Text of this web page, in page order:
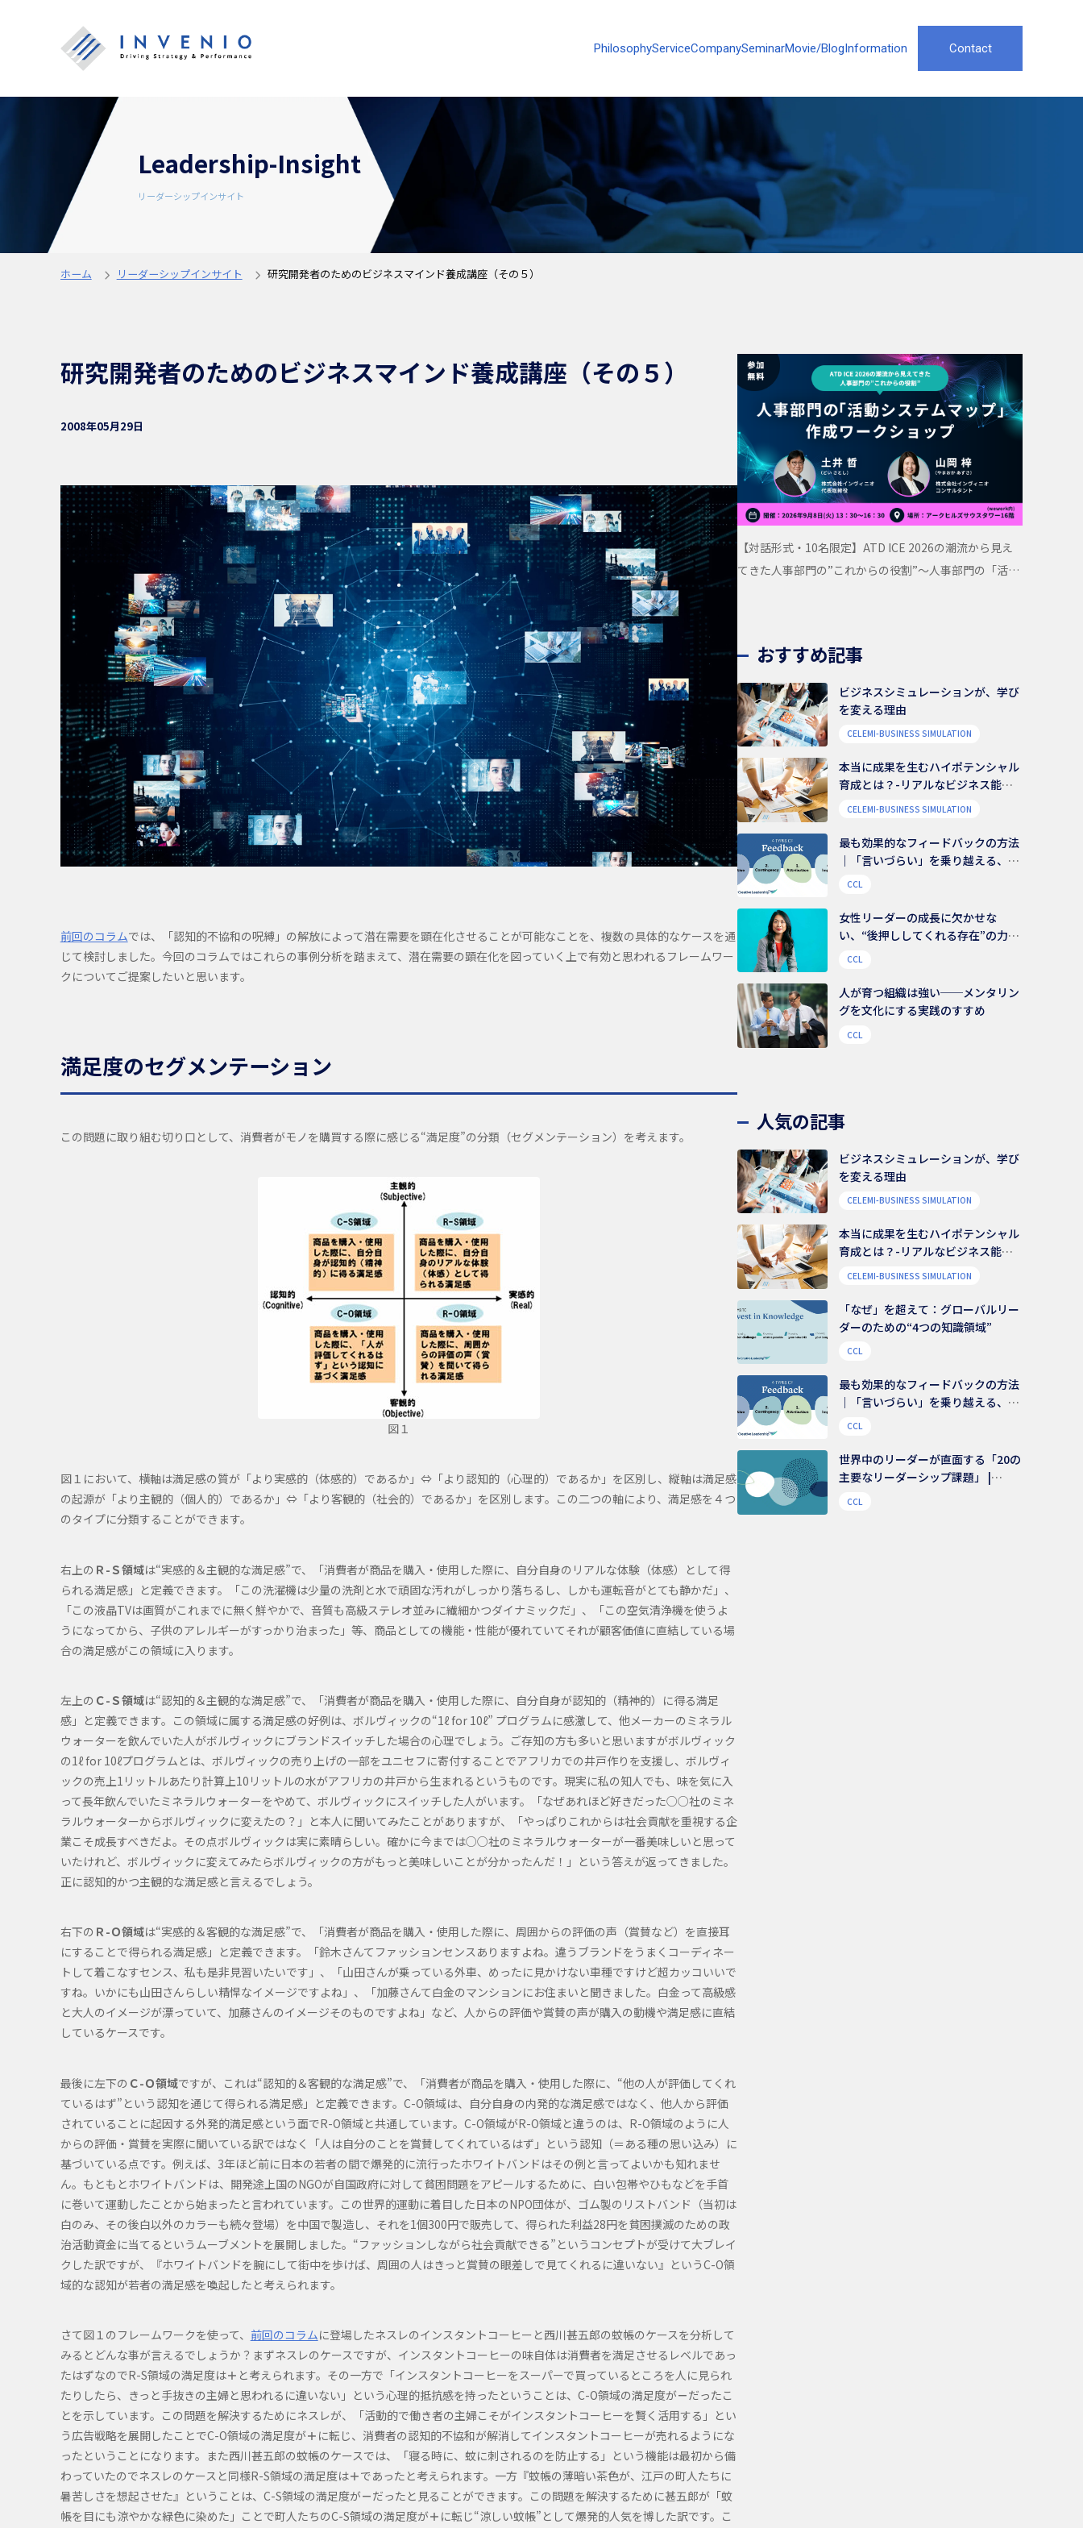
PhilosophyServiceCompanySeminarMovie/BlogInformation Contact
Leadership-Insight
リーダーシップインサイト
ホーム リーダーシップインサイト 研究開発者のためのビジネスマインド養成講座（その５）
研究開発者のためのビジネスマインド養成講座（その５）
2008年05月29日
前回のコラムでは、「認知的不協和の呪縛」の解放によって潜在需要を顕在化させることが可能なことを、複数の具体的なケースを通
じて検討しました。今回のコラムではこれらの事例分析を踏まえて、潜在需要の顕在化を図っていく上で有効と思われるフレームワー
クについてご提案したいと思います。
満足度のセグメンテーション
この問題に取り組む切り口として、消費者がモノを購買する際に感じる“満足度”の分類（セグメンテーション）を考えます。
図１
図１において、横軸は満足感の質が「より実感的（体感的）であるか」⇔「より認知的（心理的）であるか」を区別し、縦軸は満足感
の起源が「より主観的（個人的）であるか」⇔「より客観的（社会的）であるか」を区別します。この二つの軸により、満足感を４つ
のタイプに分類することができます。
右上の Ｒ-Ｓ領域は“実感的＆主観的な満足感”で、「消費者が商品を購入・使用した際に、自分自身のリアルな体験（体感）として得
られる満足感」と定義できます。「この洗濯機は少量の洗剤と水で頑固な汚れがしっかり落ちるし、しかも運転音がとても静かだ」、
「この液晶TVは画質がこれまでに無く鮮やかで、音質も高級ステレオ並みに繊細かつダイナミックだ」、「この空気清浄機を使うよ
うになってから、子供のアレルギーがすっかり治まった」等、商品としての機能・性能が優れていてそれが顧客価値に直結している場
合の満足感がこの領域に入ります。
左上の Ｃ-Ｓ領域は“認知的＆主観的な満足感”で、「消費者が商品を購入・使用した際に、自分自身が認知的（精神的）に得る満足
感」と定義できます。この領域に属する満足感の好例は、ボルヴィックの“1ℓ for 10ℓ” プログラムに感激して、他メーカーのミネラル
ウォーターを飲んでいた人がボルヴィックにブランドスイッチした場合の心理でしょう。ご存知の方も多いと思いますがボルヴィック
の1ℓ for 10ℓプログラムとは、ボルヴィックの売り上げの一部をユニセフに寄付することでアフリカでの井戸作りを支援し、ボルヴィ
ックの売上1リットルあたり計算上10リットルの水がアフリカの井戸から生まれるというものです。現実に私の知人でも、味を気に入
って長年飲んでいたミネラルウォーターをやめて、ボルヴィックにスイッチした人がいます。「なぜあれほど好きだった○○社のミネ
ラルウォーターからボルヴィックに変えたの？」と本人に聞いてみたことがありますが、「やっぱりこれからは社会貢献を重視する企
業こそ成長すべきだよ。その点ボルヴィックは実に素晴らしい。確かに今までは○○社のミネラルウォーターが一番美味しいと思って
いたけれど、ボルヴィックに変えてみたらボルヴィックの方がもっと美味しいことが分かったんだ！」という答えが返ってきました。
正に認知的かつ主観的な満足感と言えるでしょう。
右下の Ｒ-Ｏ領域は“実感的＆客観的な満足感”で、「消費者が商品を購入・使用した際に、周囲からの評価の声（賞賛など）を直接耳
にすることで得られる満足感」と定義できます。「鈴木さんてファッションセンスありますよね。違うブランドをうまくコーディネー
トして着こなすセンス、私も是非見習いたいです」、「山田さんが乗っている外車、めったに見かけない車種ですけど超カッコいいで
すね。いかにも山田さんらしい精悍なイメージですよね」、「加藤さんて白金のマンションにお住まいと聞きました。白金って高級感
と大人のイメージが漂っていて、加藤さんのイメージそのものですよね」など、人からの評価や賞賛の声が購入の動機や満足感に直結
しているケースです。
最後に左下の Ｃ-Ｏ領域ですが、これは“認知的＆客観的な満足感”で、「消費者が商品を購入・使用した際に、“他の人が評価してくれ
ているはず”という認知を通じて得られる満足感」と定義できます。C-O領域は、自分自身の内発的な満足感ではなく、他人から評価
されていることに起因する外発的満足感という面でR-O領域と共通しています。C-O領域がR-O領域と違うのは、R-O領域のように人
からの評価・賞賛を実際に聞いている訳ではなく「人は自分のことを賞賛してくれているはず」という認知（＝ある種の思い込み）に
基づいている点です。例えば、3年ほど前に日本の若者の間で爆発的に流行ったホワイトバンドはその例と言ってよいかも知れませ
ん。もともとホワイトバンドは、開発途上国のNGOが自国政府に対して貧困問題をアピールするために、白い包帯やひもなどを手首
に巻いて運動したことから始まったと言われています。この世界的運動に着目した日本のNPO団体が、ゴム製のリストバンド（当初は
白のみ、その後白以外のカラーも続々登場）を中国で製造し、それを1個300円で販売して、得られた利益28円を貧困撲滅のための政
治活動資金に当てるというムーブメントを展開しました。“ファッションしながら社会貢献できる”というコンセプトが受けて大ブレイ
クした訳ですが、『ホワイトバンドを腕にして街中を歩けば、周囲の人はきっと賞賛の眼差しで見てくれるに違いない』というC-O領
域的な認知が若者の満足感を喚起したと考えられます。
さて図１のフレームワークを使って、 前回のコラムに登場したネスレのインスタントコーヒーと西川甚五郎の蚊帳のケースを分析して
みるとどんな事が言えるでしょうか？まずネスレのケースですが、インスタントコーヒーの味自体は消費者を満足させるレベルであっ
たはずなのでR-S領域の満足度は＋ と考えられます。その一方で「インスタントコーヒーをスーパーで買っているところを人に見られ
たりしたら、きっと手抜きの主婦と思われるに違いない」という心理的抵抗感を持ったということは、C-O領域の満足度が－だったこ
とを示しています。この問題を解決するためにネスレが、「活動的で働き者の主婦こそがインスタントコーヒーを賢く活用する」とい
う広告戦略を展開したことでC-O領域の満足度が＋ に転じ、消費者の認知的不協和が解消してインスタントコーヒーが売れるようにな
ったということになります。また西川甚五郎の蚊帳のケースでは、「寝る時に、蚊に刺されるのを防止する」という機能は最初から備
わっていたのでネスレのケースと同様R-S領域の満足度は＋であったと考えられます。一方『蚊帳の薄暗い茶色が、江戸の町人たちに
暑苦しさを想起させた』ということは、C-S領域の満足度が－だったと見ることができます。この問題を解決するために甚五郎が「蚊
帳を目にも涼やかな緑色に染めた」ことで町人たちのC-S領域の満足度が＋ に転じ“涼しい蚊帳”として爆発的人気を博した訳です。こ
【対話形式・10名限定】ATD ICE 2026の潮流から見え
てきた人事部門の”これからの役割”〜人事部門の「活動
おすすめ記事
ビジネスシミュレーションが、学び
を変える理由
CELEMI-BUSINESS SIMULATION
本当に成果を生むハイポテンシャル
育成とは？-リアルなビジネス能力
を養う
CELEMI-BUSINESS SIMULATION
最も効果的なフィードバックの方法
｜「言いづらい」を乗り越える、伝
え方のコツ
CCL
女性リーダーの成長に欠かせな
い、“後押ししてくれる存在”の力｜
組織文化を変える鍵は、様々な支援
CCL
人が育つ組織は強い──メンタリン
グを文化にする実践のすすめ
CCL
人気の記事
ビジネスシミュレーションが、学び
を変える理由
CELEMI-BUSINESS SIMULATION
本当に成果を生むハイポテンシャル
育成とは？-リアルなビジネス能力
を養う
CELEMI-BUSINESS SIMULATION
「なぜ」を超えて：グローバルリー
ダーのための“4つの知識領域”
CCL
最も効果的なフィードバックの方法
｜「言いづらい」を乗り越える、伝
え方のコツ
CCL
世界中のリーダーが直面する「20の
主要なリーダーシップ課題」 |
48,000人を超えるリーダーから得ら
CCL